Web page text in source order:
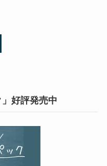
」好評発売中